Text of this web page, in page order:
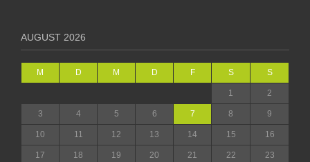
AUGUST 2026
M D M D F S S
1 2
3 4 5 6 7 8 9
10 11 12 13 14 15 16
17 18 19 20 21 22 23